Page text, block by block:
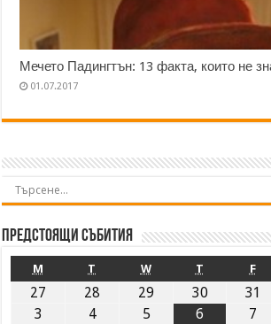
Мечето Падингтън: 13 факта, които не
01.07.2017
Предстоящи събития
M T W T F
27 28 29 30 31
3
4 5 6 7